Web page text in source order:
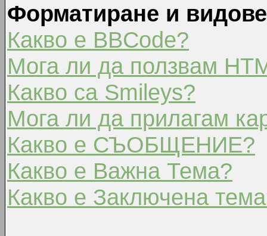
Форматиране и
Какво е BBCode?
Мога ли да ползвам
Какво са Smileys?
Мога ли да прилагам
Какво е СЪОБЩЕНИЕ?
Какво е Важна Тема?
Какво е Заключена